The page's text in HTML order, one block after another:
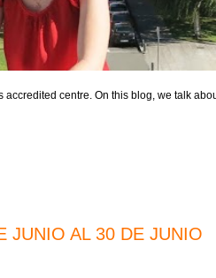
centre. On this blog, we talk
JUNIO AL 30 DE JUNIO